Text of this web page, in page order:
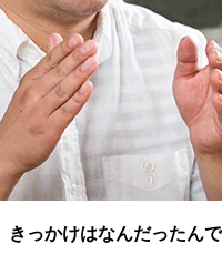
っかけはなんだったんで